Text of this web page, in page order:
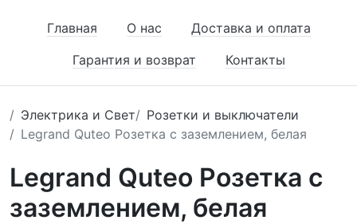
Главная О нас
Доставка и оплата
Гарантия и возврат
Контакты
Электрика и Свет
Розетки и выключатели
Legrand Quteo Розетка с заземлением, белая
Legrand Quteo Розетка с
заземлением, белая